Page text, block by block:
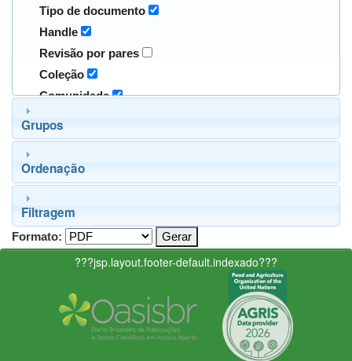
Tipo de documento
Handle
Revisão por pares
Coleção
Comunidade
Grupos
Ordenação
Filtragem
Formato:
???jsp.layout.footer-default.indexado???